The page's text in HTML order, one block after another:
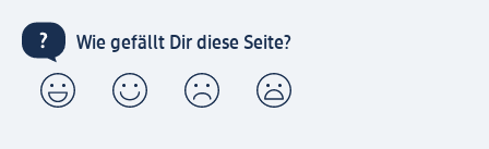
Wie gefällt Dir diese Seite?